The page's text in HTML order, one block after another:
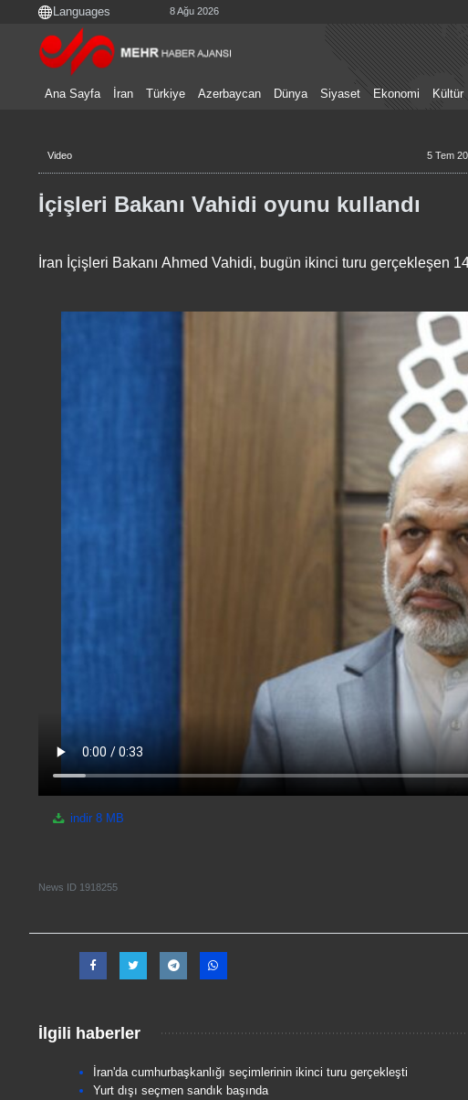
8 Ağu 2026
Ana Sayfa İran Türkiye Azerbaycan Dünya Siyaset Ekonomi Kültür
Video 5 Tem
İçişleri Bakanı Vahidi oyunu kullandı
İran İçişleri Bakanı Ahmed Vahidi, bugün ikinci turu gerçekleşen
indir 8 MB
News ID 1918255
İlgili haberler
İran'da cumhurbaşkanlığı seçimlerinin ikinci turu gerçekleşti
Yurt dışı seçmen sandık başında